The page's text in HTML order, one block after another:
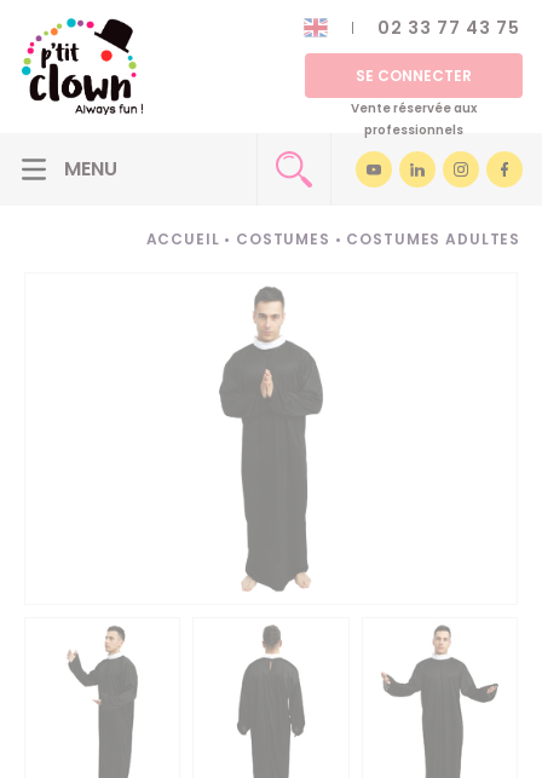
02 33 77 43 75
SE CONNECTER
Vente réservée aux
professionnels
ACCUEIL • COSTUMES • COSTUMES ADULTES